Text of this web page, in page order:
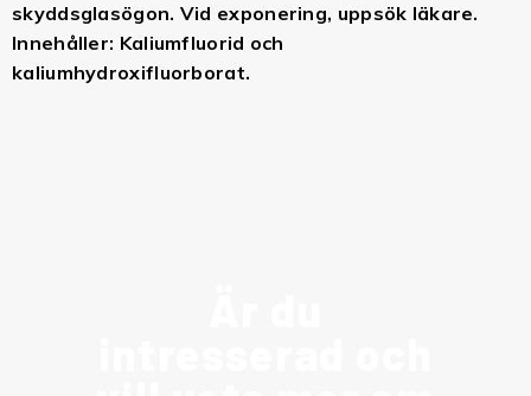
skyddsglasögon. Vid exponering, uppsök läkare.
Innehåller: Kaliumfluorid och
kaliumhydroxifluorborat.